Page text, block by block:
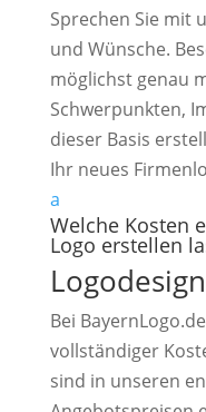
Sprechen Sie mit
und Wünsche.
möglichst genau
Schwerpunkten,
dieser Basis
Ihr neues
a
Welche Kosten
Logo erstellen
Bei
vollständiger
sind in unseren